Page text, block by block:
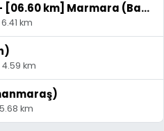
Marmara Denizi - [06.60 km] Marmara (Balıkesir)
6.41 km
4.59 km
5.68 km